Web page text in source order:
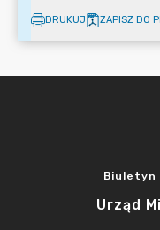
DRUKUJ ZAPISZ DO
Biuletyn
Urząd